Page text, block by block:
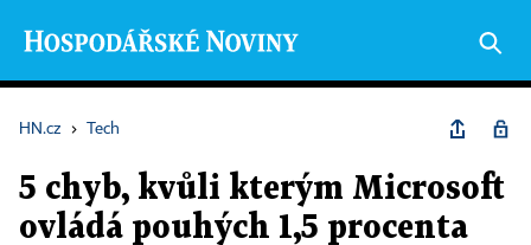
HN.cz › Tech
5 chyb, kvůli kterým Microsoft
ovládá pouhých 1,5 procenta